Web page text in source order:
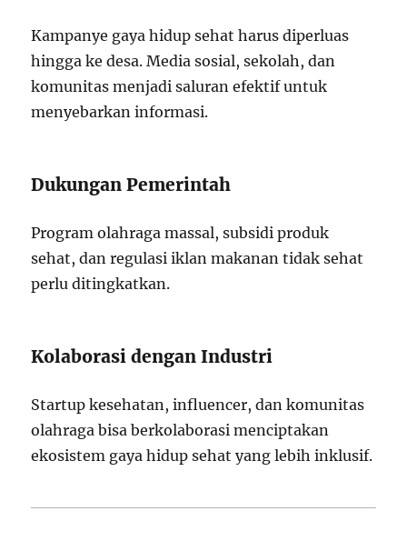
Kampanye gaya hidup sehat harus diperluas
hingga ke desa. Media sosial, sekolah, dan
komunitas menjadi saluran efektif untuk
menyebarkan informasi.
Dukungan Pemerintah
Program olahraga massal, subsidi produk
sehat, dan regulasi iklan makanan tidak sehat
perlu ditingkatkan.
Kolaborasi dengan Industri
Startup kesehatan, influencer, dan komunitas
olahraga bisa berkolaborasi menciptakan
ekosistem gaya hidup sehat yang lebih inklusif.